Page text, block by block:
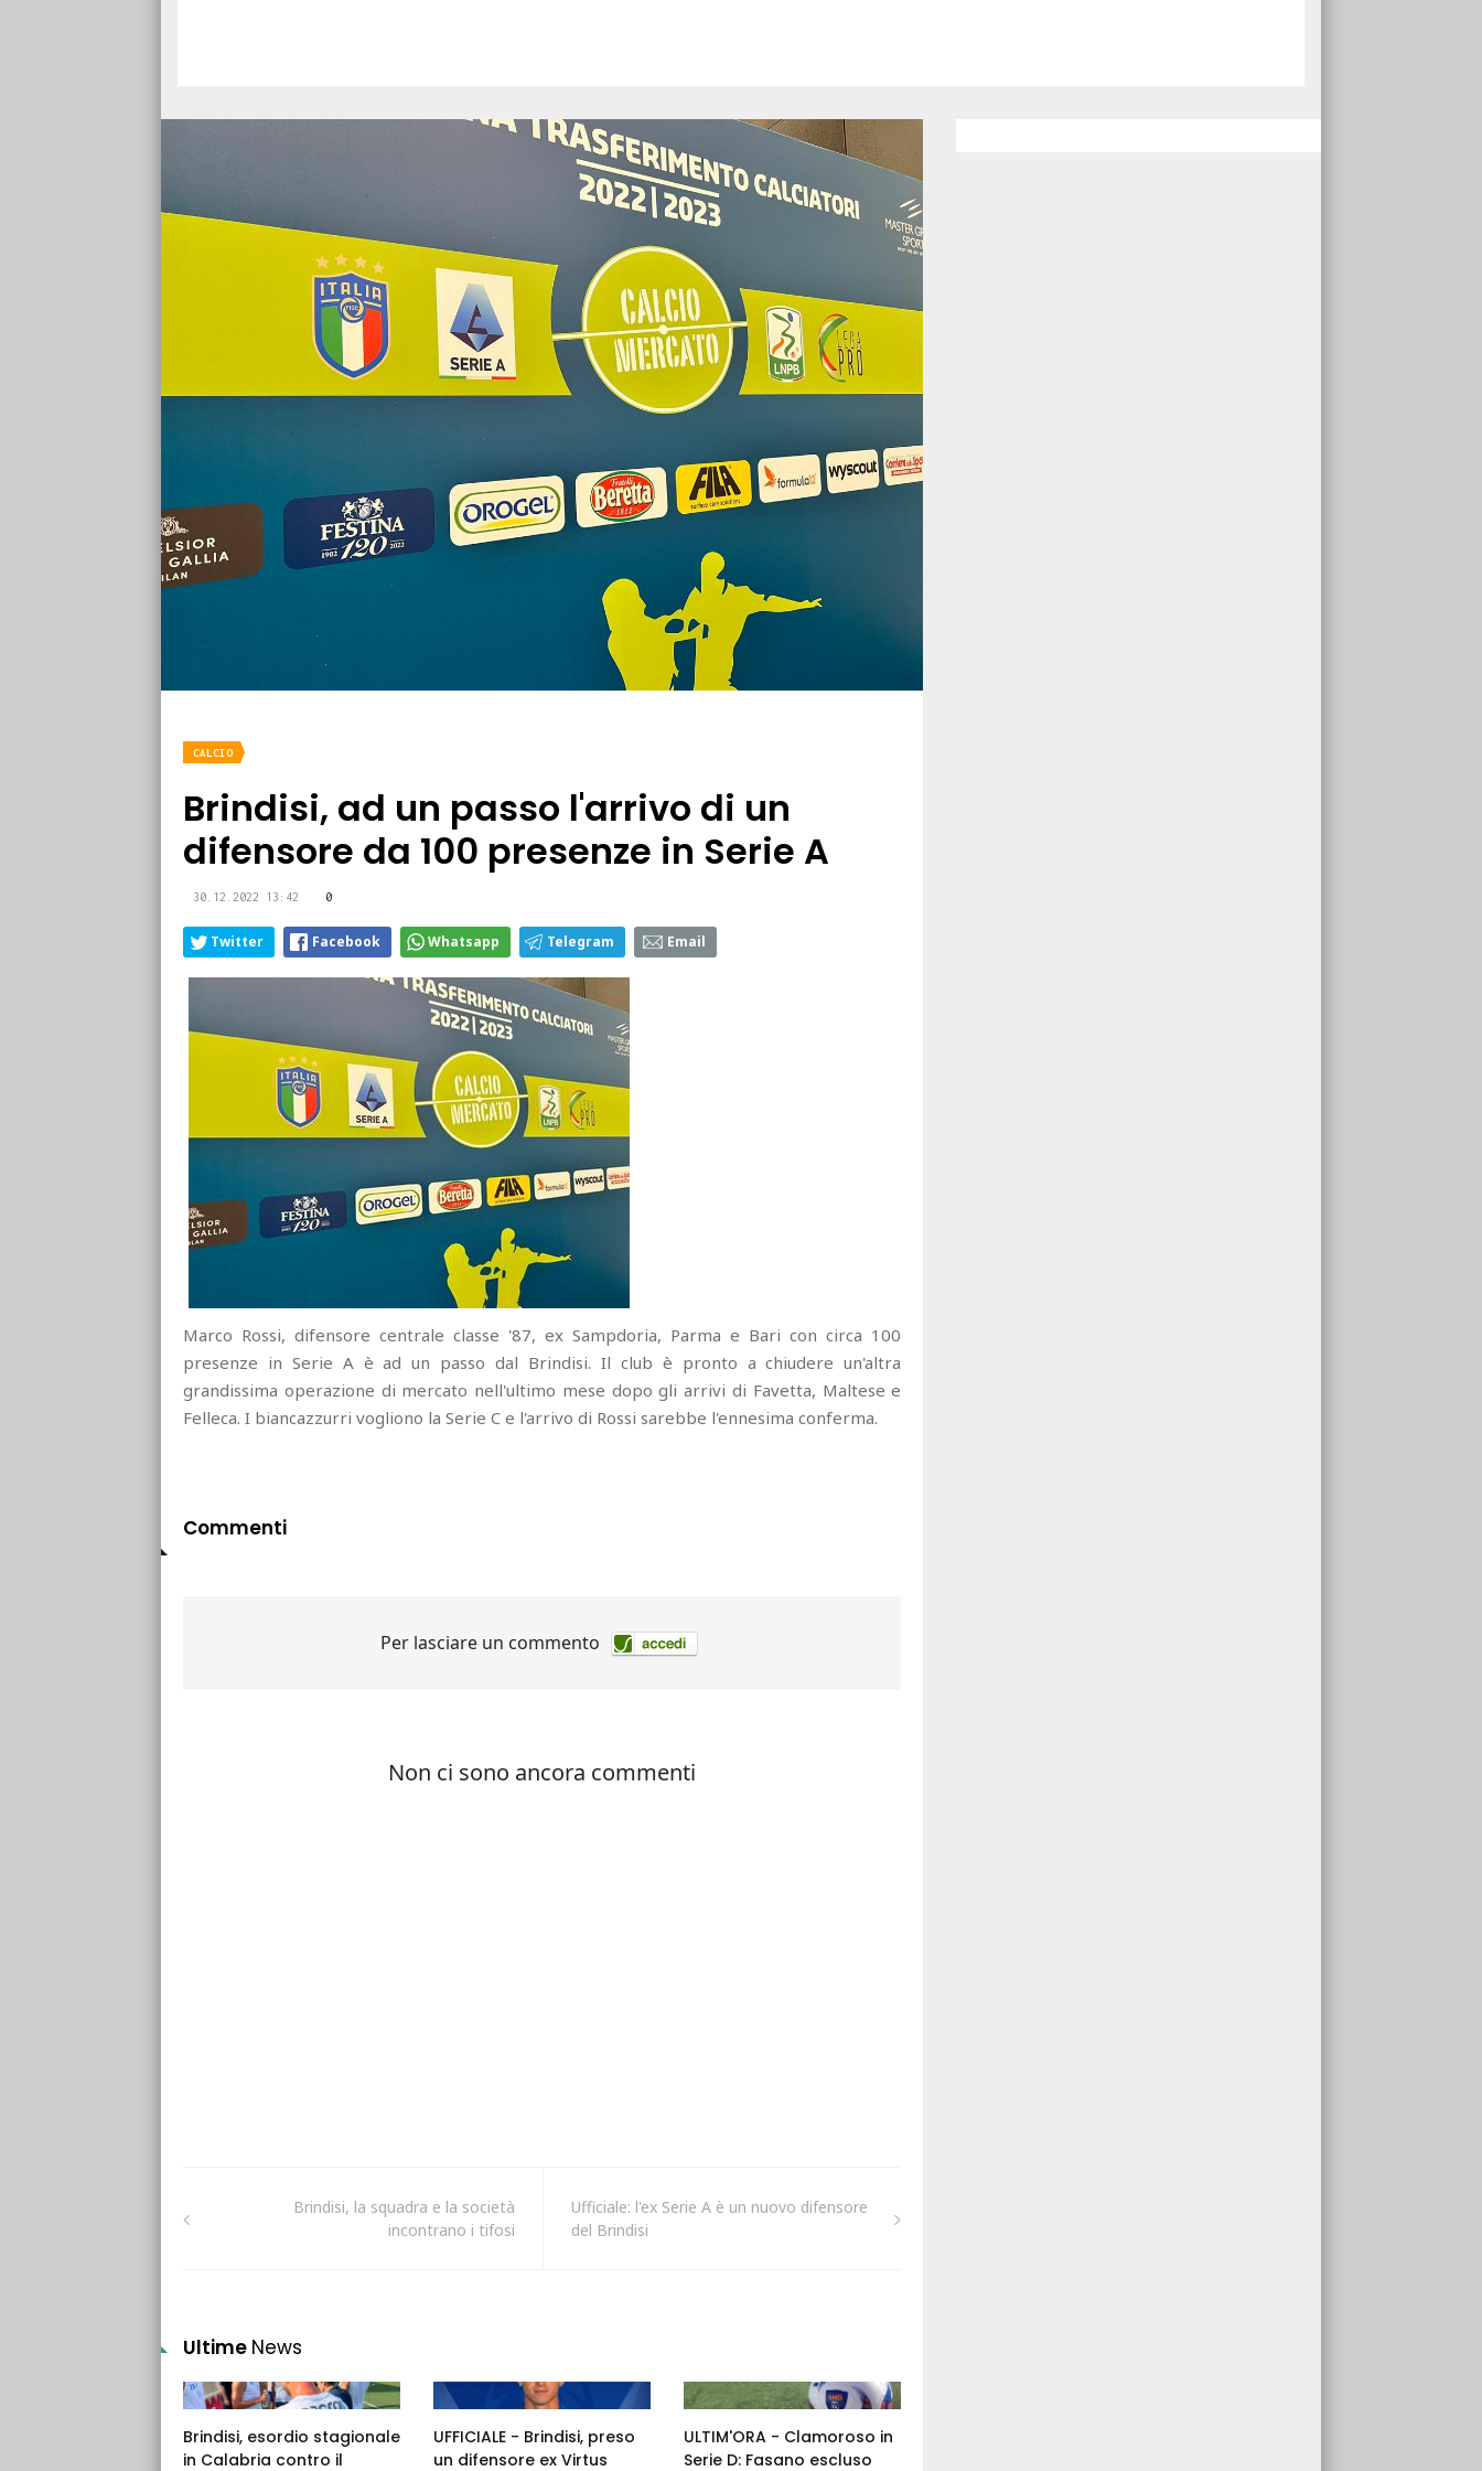
CALCIO
Brindisi, ad un passo l'arrivo di un
difensore da 100 presenze in Serie A
30.12.2022 13:42 0
Twitter Facebook Whatsapp Telegram Email
Marco Rossi, difensore centrale classe '87, ex Sampdoria, Parma e Bari con circa 100
presenze in Serie A è ad un passo dal Brindisi. Il club è pronto a chiudere un'altra
grandissima operazione di mercato nell'ultimo mese dopo gli arrivi di Favetta, Maltese e
Felleca. I biancazzurri vogliono la Serie C e l'arrivo di Rossi sarebbe l'ennesima conferma.
Commenti
Brindisi, la squadra e la società
incontrano i tifosi
Ufficiale: l'ex Serie A è un nuovo difensore
del Brindisi
Ultime News
Brindisi, esordio stagionale
in Calabria contro il
UFFICIALE - Brindisi, preso
un difensore ex Virtus
ULTIM'ORA - Clamoroso in
Serie D: Fasano escluso